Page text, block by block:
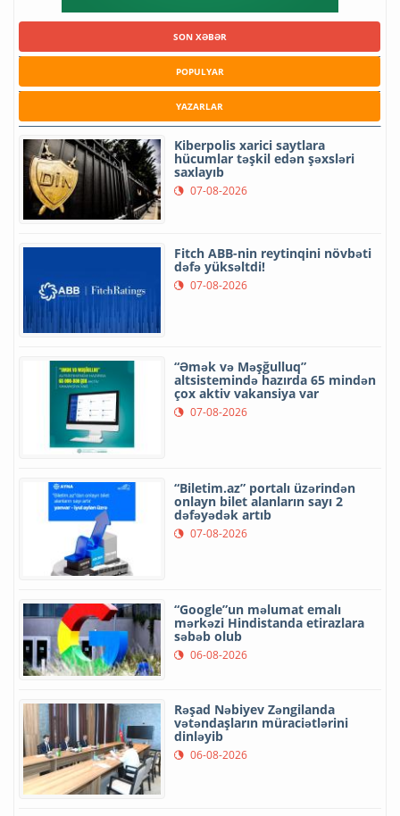
SON XƏBƏR
POPULYAR
YAZARLAR
Kiberpolis xarici saytlara
hücumlar təşkil edən şəxsləri
saxlayıb
07-08-2026
Fitch ABB-nin reytinqini növbəti
dəfə yüksəltdi!
07-08-2026
“Əmək və Məşğulluq”
altsistemində hazırda 65 mindən
çox aktiv vakansiya var
07-08-2026
“Biletim.az” portalı üzərindən
onlayn bilet alanların sayı 2
dəfəyədək artıb
07-08-2026
“Google”un məlumat emalı
mərkəzi Hindistanda etirazlara
səbəb olub
06-08-2026
Rəşad Nəbiyev Zəngilanda
vətəndaşların müraciətlərini
dinləyib
06-08-2026